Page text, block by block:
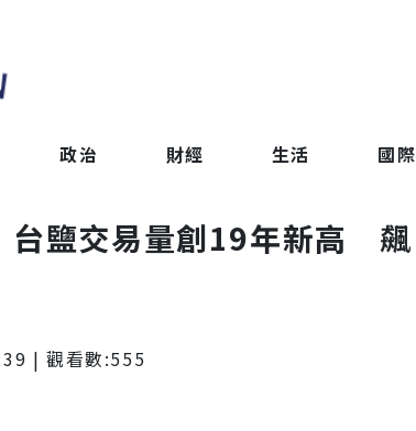
政治 財經 生活 國際
台鹽交易量創19年新高 飆
| 觀看數:555